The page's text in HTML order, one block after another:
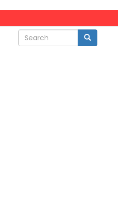
Search Search